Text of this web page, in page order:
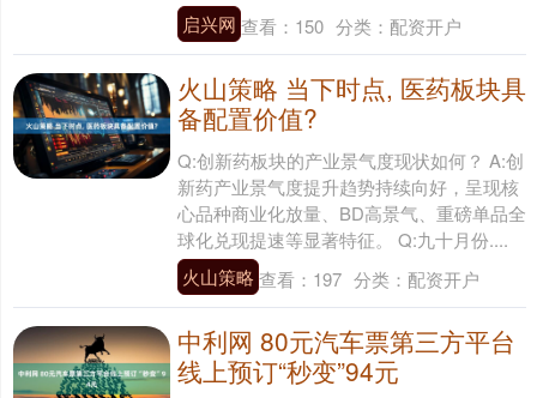
启兴网 查看： 150 分类： 配资开户
火山策略 当下时点, 医药板块具
备配置价值?
Q:创新药板块的产业景气度现状如何？ A:创
新药产业景气度提升趋势持续向好，呈现核
心品种商业化放量、BD高景气、重磅单品全
球化兑现提速等显著特征。 Q:九十月份....
火山策略 查看： 197 分类： 配资开户
中利网 80元汽车票第三方平台
线上预订“秒变”94元